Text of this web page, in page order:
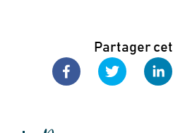
Partager